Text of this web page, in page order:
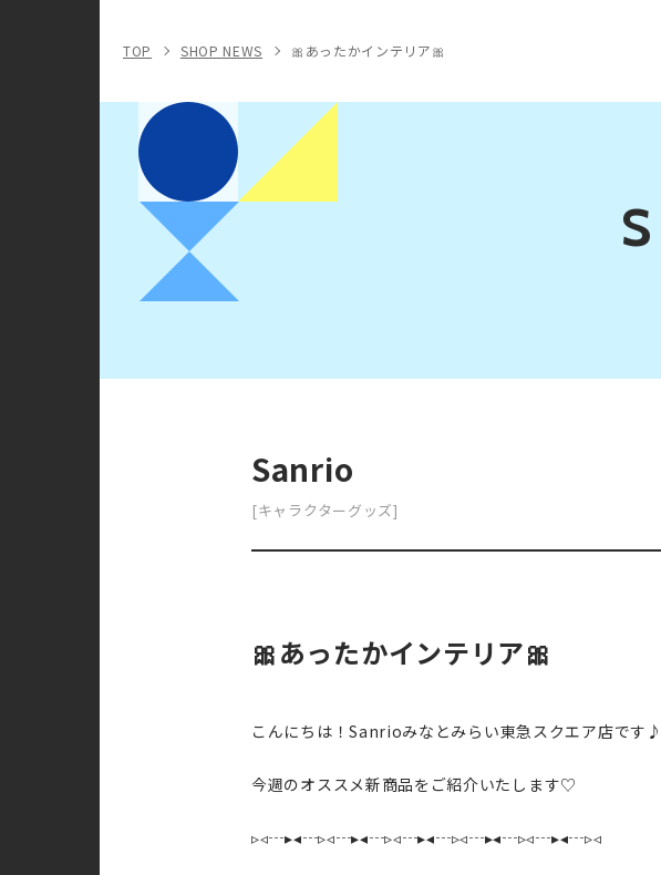
TOP SHOP NEWS 🎀あったかインテリア🎀
Sanrio
[キャラクターグッズ]
🎀あったかインテリア🎀
こんにちは！Sanrioみなとみらい東急スクエア店です♪︎
今週のオススメ新商品をご紹介いたします♡
▹◃┄▸◂┄▹◃┄▸◂┄▹◃┄▸◂┄▹◃┄▸◂┄▹◃┄▸◂┄▹◃